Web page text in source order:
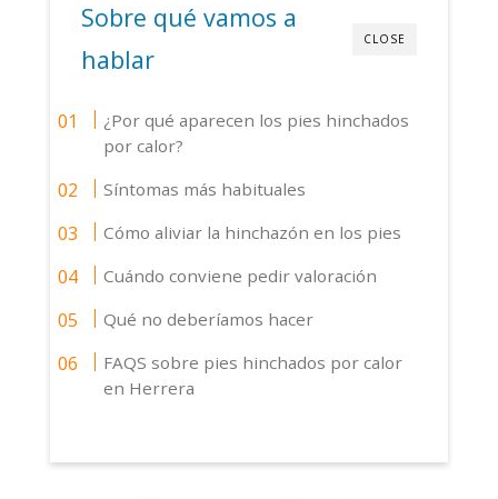
CLOSE
Sobre qué vamos a
hablar
¿Por qué aparecen los pies hinchados
por calor?
Síntomas más habituales
Cómo aliviar la hinchazón en los pies
Cuándo conviene pedir valoración
Qué no deberíamos hacer
FAQS sobre pies hinchados por calor
en Herrera